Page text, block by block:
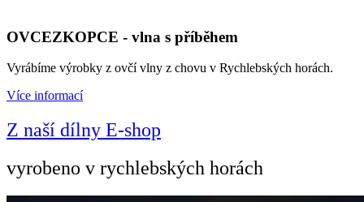
OVCEZKOPCE - vlna s příběhem
Vyrábíme výrobky z ovčí vlny z chovu v Rychlebských horách.
Více informací
Z naší dílny E-shop
vyrobeno v rychlebských horách